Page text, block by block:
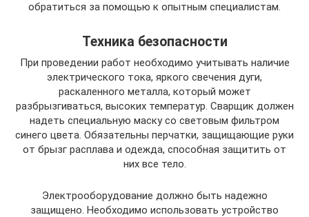
обратиться за помощью к опытным специалистам.
Техника безопасности
При проведении работ необходимо учитывать наличие
электрического тока, яркого свечения дуги,
раскаленного металла, который может
разбрызгиваться, высоких температур. Сварщик должен
надеть специальную маску со световым фильтром
синего цвета. Обязательны перчатки, защищающие руки
от брызг расплава и одежда, способная защитить от
них все тело.
Электрооборудование должно быть надежно
защищено. Необходимо использовать устройство